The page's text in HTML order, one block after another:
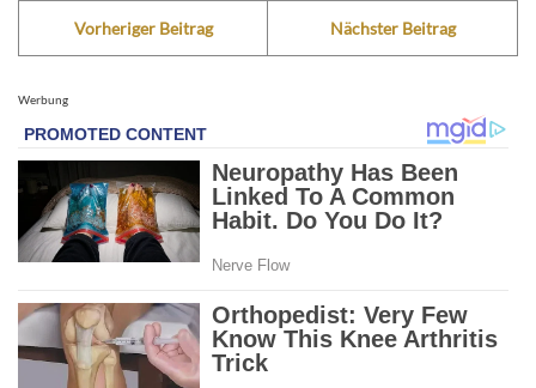
Vorheriger Beitrag Nächster Beitrag
Werbung